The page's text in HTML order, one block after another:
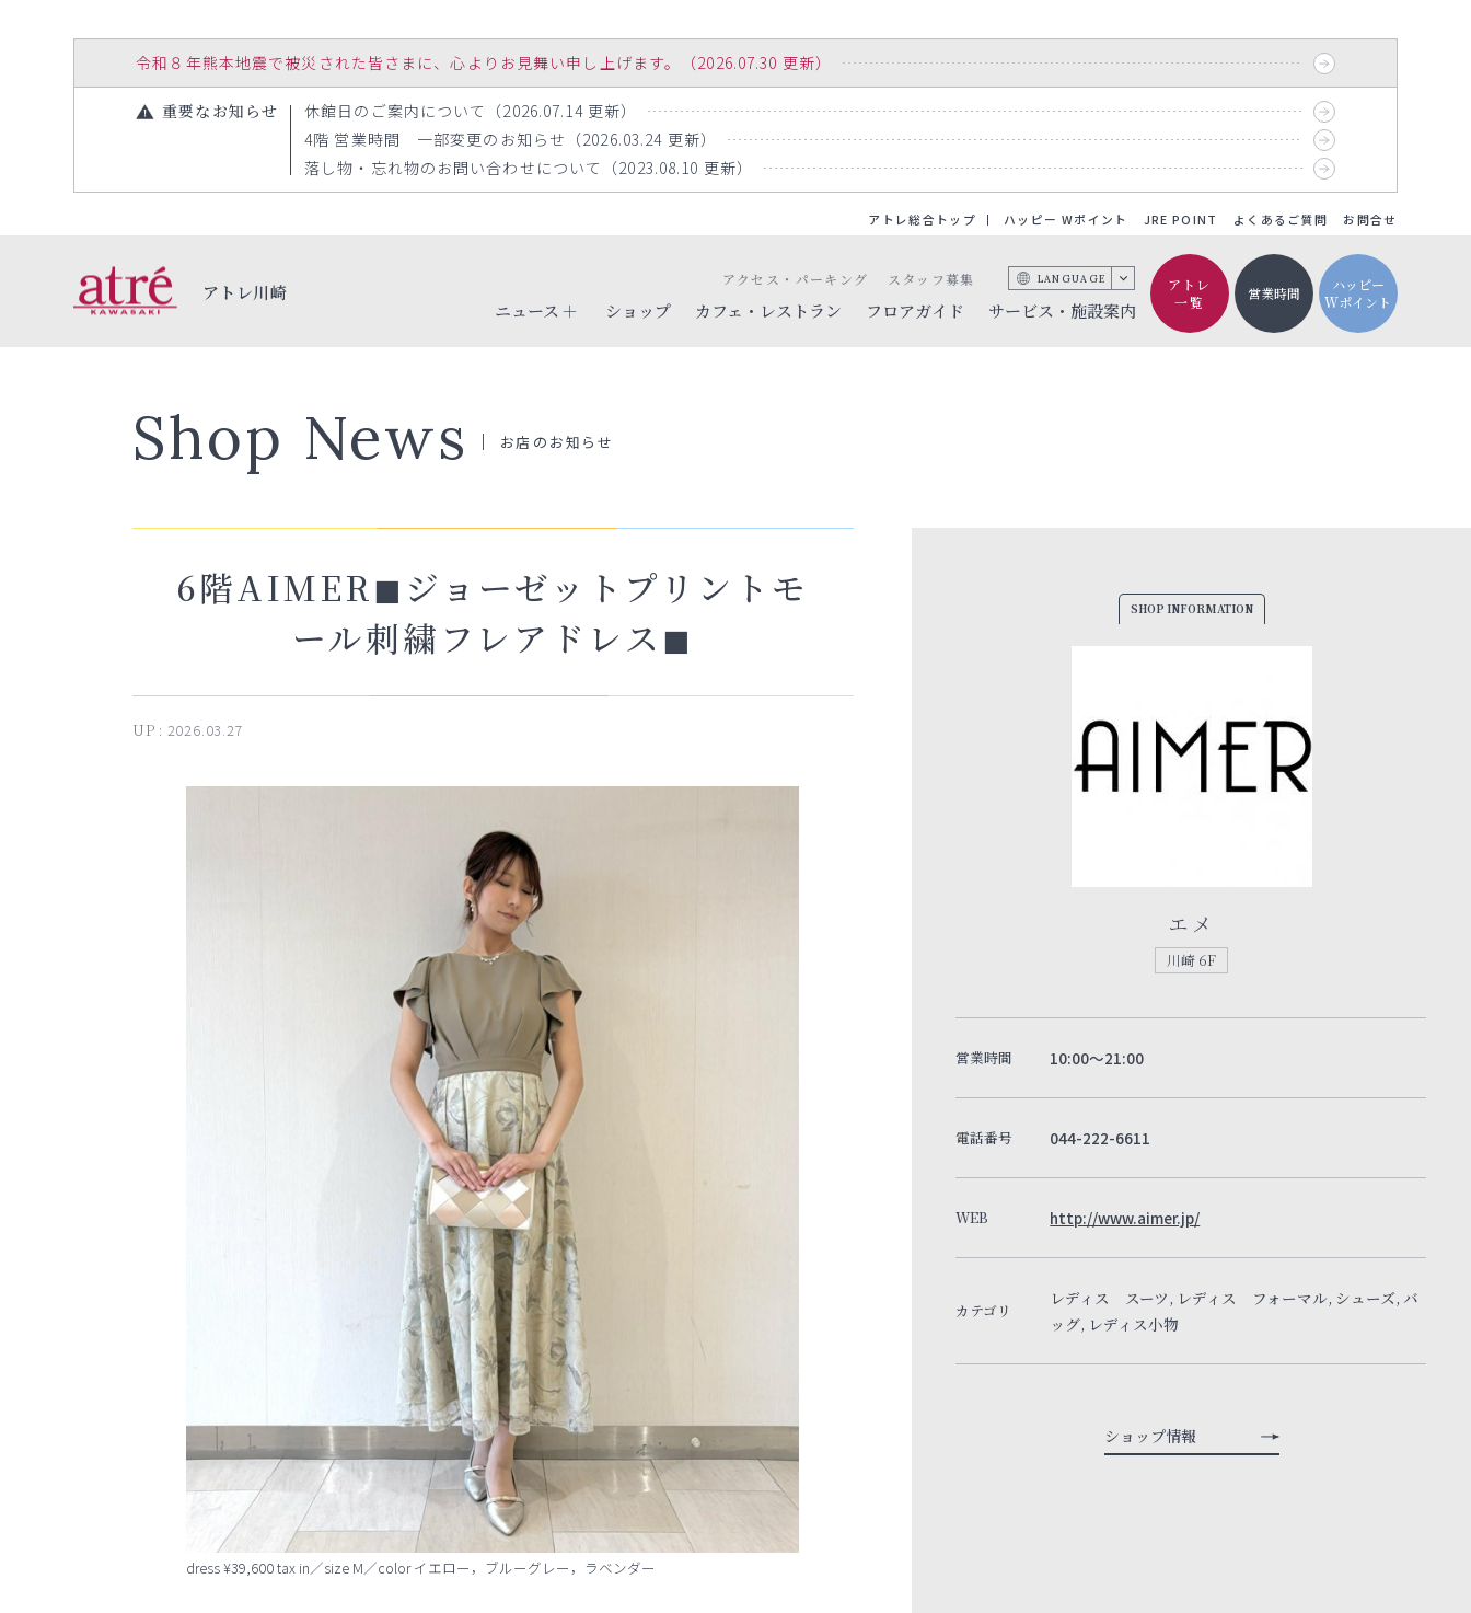
令和８年熊本地震で被災された皆さまに、心よりお見舞い申し上げます。（2026.07.30 更新）
重要なお知らせ
休館日のご案内について（2026.07.14 更新）
4階 営業時間 一部変更のお知らせ（2026.03.24 更新）
落し物・忘れ物のお問い合わせについて（2023.08.10 更新）
アトレ総合トップ ハッピー Wポイント JRE POINT よくあるご質問 お問合せ
アトレ川崎
ニュース
ショップ カフェ・レストラン フロアガイド サービス・施設案内
アクセス・パーキング スタッフ募集 LANGUAGE
アトレ
一覧
営業時間
ハッピー
Wポイント
Shop News お店のお知らせ
6階AIMER◼︎ジョーゼットプリントモ
ール刺繍フレアドレス◼︎
UP : 2026.03.27
dress ¥39,600 tax in／size M／color イエロー，ブルーグレー，ラベンダー
SHOP INFORMATION
エメ
川崎 6F
営業時間 10:00～21:00
電話番号 044-222-6611
WEB http://www.aimer.jp/
カテゴリ
レディス スーツ, レディス フォーマル, シューズ, バ
ッグ, レディス小物
ショップ情報